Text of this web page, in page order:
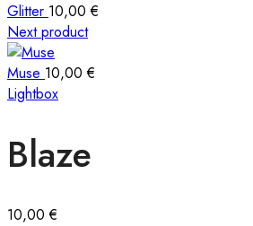
Glitter 10,00€
Next product
Muse 10,00€
Lightbox
Blaze
10,00€